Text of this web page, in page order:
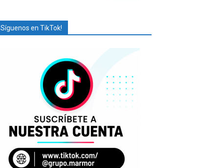
en TikTok!